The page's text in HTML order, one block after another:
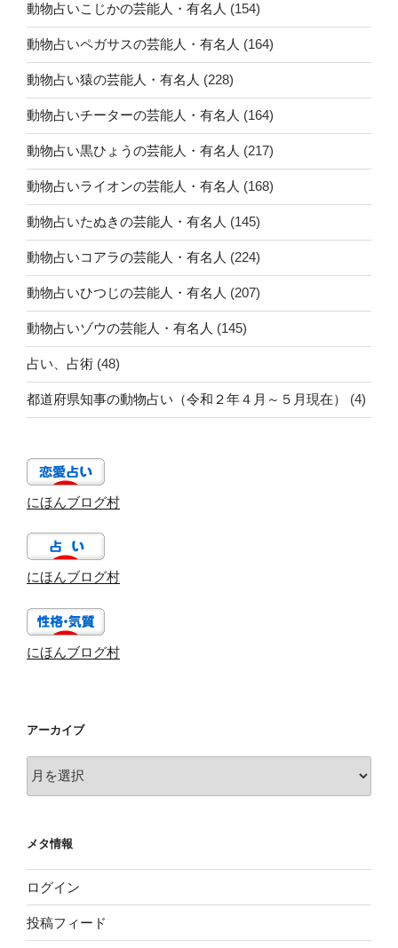
動物占いこじかの芸能人・有名人 (154)
動物占いペガサスの芸能人・有名人 (164)
動物占い猿の芸能人・有名人 (228)
動物占いチーターの芸能人・有名人 (164)
動物占い黒ひょうの芸能人・有名人 (217)
動物占いライオンの芸能人・有名人 (168)
動物占いたぬきの芸能人・有名人 (145)
動物占いコアラの芸能人・有名人 (224)
動物占いひつじの芸能人・有名人 (207)
動物占いゾウの芸能人・有名人 (145)
占い、占術 (48)
都道府県知事の動物占い（令和２年４月～５月現在） (4)
にほんブログ村
にほんブログ村
にほんブログ村
アーカイブ
ー
ブ
メタ情報
ログイン
投稿フィード